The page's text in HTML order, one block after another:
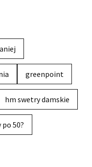
greenpoint
hm swetry damskie
50?